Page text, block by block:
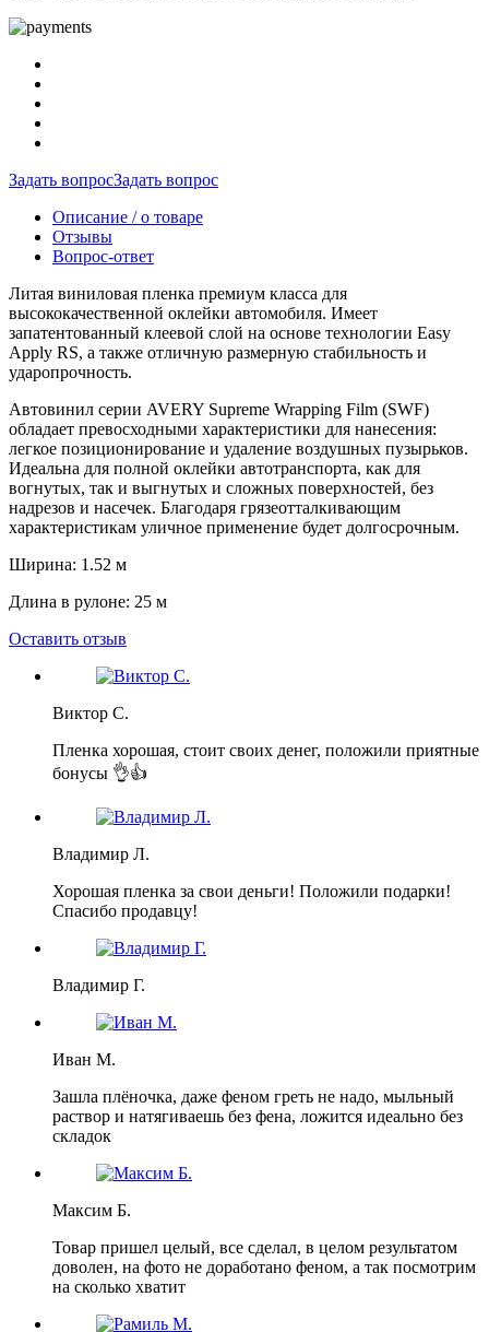
Задать вопросЗадать вопрос
Описание / о товаре
Отзывы
Вопрос-ответ
Литая виниловая пленка премиум класса для
высококачественной оклейки автомобиля. Имеет
запатентованный клеевой слой на основе технологии Easy
Apply RS, а также отличную размерную стабильность и
ударопрочность.
Автовинил серии AVERY Supreme Wrapping Film (SWF)
обладает превосходными характеристики для нанесения:
легкое позиционирование и удаление воздушных пузырьков.
Идеальна для полной оклейки автотранспорта, как для
вогнутых, так и выгнутых и сложных поверхностей, без
надрезов и насечек. Благодаря грязеотталкивающим
характеристикам уличное применение будет долгосрочным.
Ширина: 1.52 м
Длина в рулоне: 25 м
Оставить отзыв
Виктор С.
Пленка хорошая, стоит своих денег, положили приятные
бонусы 👌👍
Владимир Л.
Хорошая пленка за свои деньги! Положили подарки!
Спасибо продавцу!
Владимир Г.
Иван М.
Зашла плёночка, даже феном греть не надо, мыльный
раствор и натягиваешь без фена, ложится идеально без
складок
Максим Б.
Товар пришел целый, все сделал, в целом результатом
доволен, на фото не доработано феном, а так посмотрим
на сколько хватит